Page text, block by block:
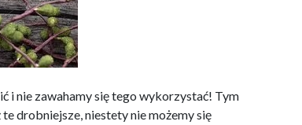
i nie zawahamy się tego wykorzystać! Tym
drobniejsze, niestety nie możemy się